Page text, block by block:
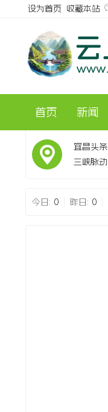
设为首页 收藏本站
首页 新闻
宜昌头条
三峡脉动
今日: 0 昨日: 0